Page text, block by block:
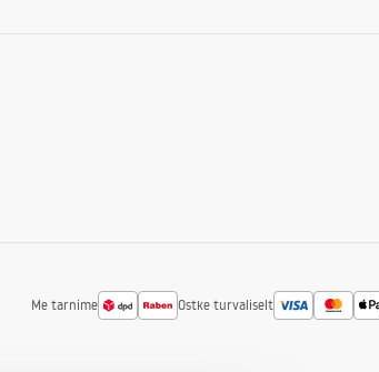
Me tarnime Ostke turvaliselt